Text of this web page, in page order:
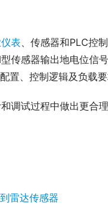
表 、传感器和PLC控
传感器输出地电位信
置、控制逻辑及负载要
试过程中做出更合理
雷达传感器